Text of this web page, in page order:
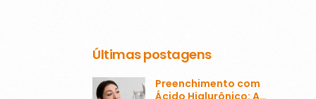
Últimas postagens
Preenchimento com
Ácido Hialurônico: A